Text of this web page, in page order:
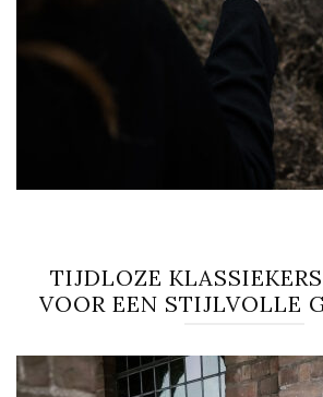
TIJDLOZE
VOOR EEN STIJLVOLLE